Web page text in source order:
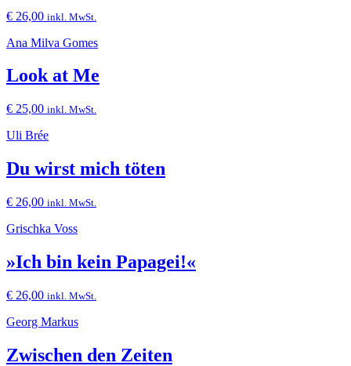
€ 26,00 inkl. MwSt.
Ana Milva Gomes
Look at Me
€ 25,00 inkl. MwSt.
Uli Brée
Du wirst mich töten
€ 26,00 inkl. MwSt.
Grischka Voss
»Ich bin kein Papagei!«
€ 26,00 inkl. MwSt.
Georg Markus
Zwischen den Zeiten